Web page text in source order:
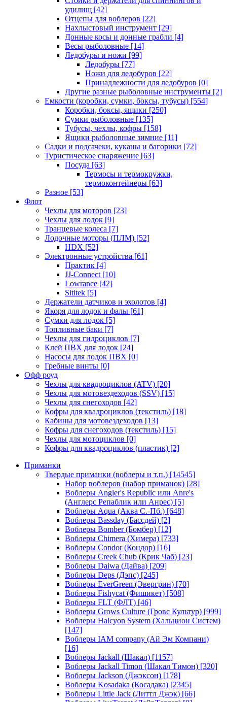
удилищ [42]
Отцепы для воблеров [22]
Нахлыстовый инструмент [29]
Донные косы и донные грабли [4]
Весы рыболовные [14]
Ледобуры и ножи [99]
Ледобуры [77]
Ножи для ледобуров [22]
Принадлежности для ледобуров [0]
Другие разные рыболовные инструменты [2]
Емкости (коробки, сумки, боксы, тубусы) [554]
Коробки, боксы, ящики [250]
Сумки рыболовные [135]
Тубусы, чехлы, кофры [158]
Ящики рыболовные зимние [11]
Садки и подсачеки, куканы и багорики [72]
Туристическое снаряжение [63]
Посуда [63]
Термосы и термокружки,
термоконтейнеры [63]
Разное [53]
Флот
Чехлы для моторов [23]
Чехлы для лодок [9]
Транцевые колеса [7]
Лодочные моторы (ПЛМ) [52]
HDX [52]
Электронные устройства [61]
Практик [4]
JJ-Connect [10]
Lowrance [42]
Sititek [5]
Держатели датчиков и эхолотов [4]
Якоря для лодок и фалы [61]
Сумки для лодок [5]
Топливные баки [7]
Чехлы для гидроциклов [7]
Клей ПВХ для лодок [24]
Насосы для лодок ПВХ [0]
Гребные винты [0]
Офф роуд
Чехлы для квадроциклов (ATV) [20]
Чехлы для мотовездеходов (SSV) [15]
Чехлы для снегоходов [42]
Кофры для квадроциклов (текстиль) [18]
Кабины для мотовездеходов [13]
Кофры для снегоходов (текстиль) [15]
Чехлы для мотоциклов [0]
Кофры для квадроциклов (пластик) [2]
Приманки
Твердые приманки (воблеры и т.п.) [14545]
Набор воблеров (набор приманок) [28]
Воблеры Angler's Republic или Anre's
(Англерс Репаблик или Анрес) [5]
Воблеры Aqua (Аква С.-Пб.) [648]
Воблеры Bassday (Бассдей) [2]
Воблеры Bomber (Бомбер) [12]
Воблеры Chimera (Химера) [733]
Воблеры Condor (Кондор) [16]
Воблеры Creek Chub (Крик Чаб) [23]
Воблеры Daiwa (Дайва) [209]
Воблеры Deps (Дэпс) [245]
Воблеры EverGreen (Эвергрин) [70]
Воблеры Fishycat (Фишикет) [508]
Воблеры FLT (ФЛТ) [46]
Воблеры Grows Culture (Гровс Культур) [999]
Воблеры Halcyon System (Хальцион Систем)
[147]
Воблеры IAM company (Ай Эм Компани)
[16]
Воблеры Jackall (Шакал) [1157]
Воблеры Jackall Timon (Шакал Тимон) [320]
Воблеры Jackson (Джэксон) [178]
Воблеры Kosadaka (Косадака) [2345]
Воблеры Little Jack (Литтл Джэк) [66]